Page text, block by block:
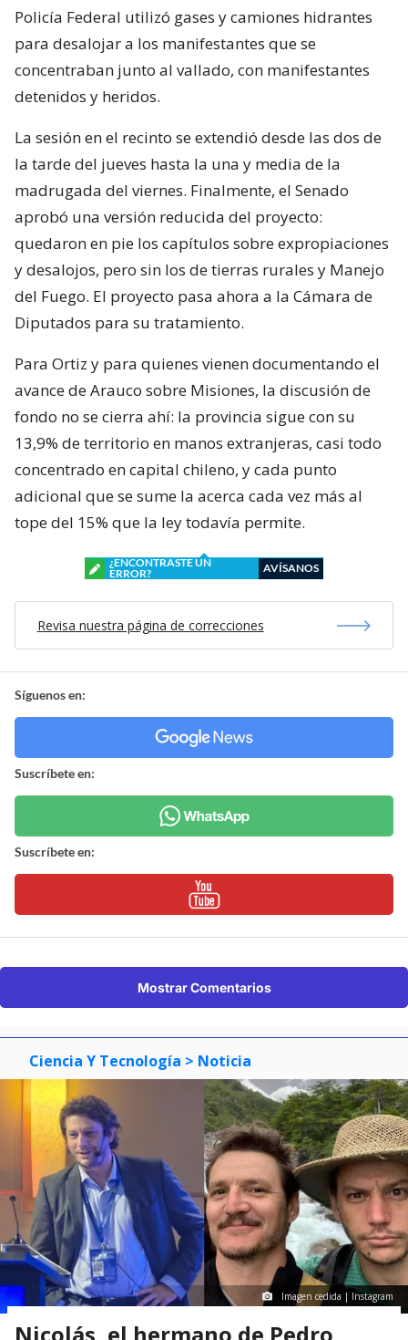
Policía Federal utilizó gases y camiones hidrantes
para desalojar a los manifestantes que se
concentraban junto al vallado, con manifestantes
detenidos y heridos.
La sesión en el recinto se extendió desde las dos de
la tarde del jueves hasta la una y media de la
madrugada del viernes. Finalmente, el Senado
aprobó una versión reducida del proyecto:
quedaron en pie los capítulos sobre expropiaciones
y desalojos, pero sin los de tierras rurales y Manejo
del Fuego. El proyecto pasa ahora a la Cámara de
Diputados para su tratamiento.
Para Ortiz y para quienes vienen documentando el
avance de Arauco sobre Misiones, la discusión de
fondo no se cierra ahí: la provincia sigue con su
13,9% de territorio en manos extranjeras, casi todo
concentrado en capital chileno, y cada punto
adicional que se sume la acerca cada vez más al
tope del 15% que la ley todavía permite.
¿ENCONTRASTE UN
ERROR?
AVÍSANOS
Revisa nuestra página de correcciones
Síguenos en:
Suscríbete en:
Suscríbete en:
Mostrar Comentarios
Ciencia Y Tecnología > Noticia
Imagen cedida | Instagram